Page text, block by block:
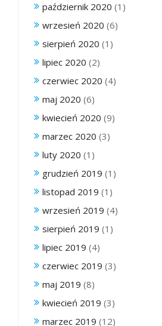
październik 2020 (1)
wrzesień 2020 (6)
sierpień 2020 (1)
lipiec 2020 (2)
czerwiec 2020 (4)
maj 2020 (6)
kwiecień 2020 (9)
marzec 2020 (3)
luty 2020 (1)
grudzień 2019 (1)
listopad 2019 (1)
wrzesień 2019 (4)
sierpień 2019 (1)
lipiec 2019 (4)
czerwiec 2019 (3)
maj 2019 (8)
kwiecień 2019 (3)
marzec 2019 (12)